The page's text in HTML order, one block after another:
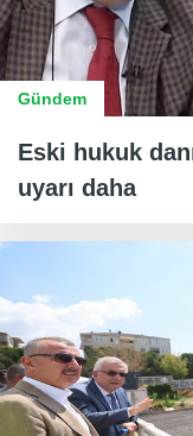
Gündem
Eski hukuk
uyarı daha